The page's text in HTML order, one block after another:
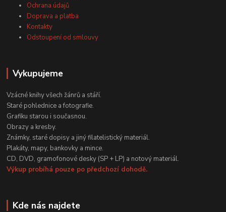
Ochrana údajů
Doprava a platba
Kontakty
Odstoupení od smlouvy
Vykupujeme
Vzácné knihy všech žánrů a stáří.
Staré pohlednice a fotografie.
Grafiku starou i současnou.
Obrazy a kresby.
Známky, staré dopisy a jiný filatelistický materiál.
Plakáty, mapy, bankovky a mince.
CD, DVD, gramofonové desky (SP + LP) a notový materiál.
Výkup probíhá pouze po předchozí dohodě.
Kde nás najdete